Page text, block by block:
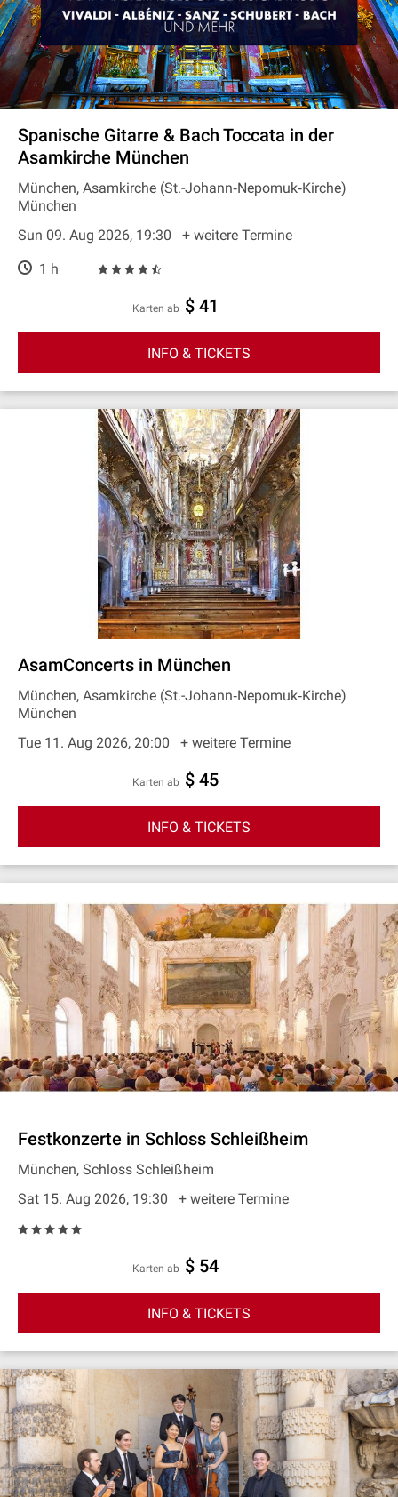
Spanische Gitarre & Bach Toccata in der
Asamkirche München
München, Asamkirche (St.-Johann‐Nepomuk‐Kirche)
München
Sun 09. Aug 2026, 19:30
+ weitere Termine
1 h
Karten ab $ 41
INFO & TICKETS
AsamConcerts in München
München, Asamkirche (St.-Johann‐Nepomuk‐Kirche)
München
Tue 11. Aug 2026, 20:00
+ weitere Termine
Karten ab $ 45
INFO & TICKETS
Festkonzerte in Schloss Schleißheim
München, Schloss Schleißheim
Sat 15. Aug 2026, 19:30
+ weitere Termine
Karten ab $ 54
INFO & TICKETS